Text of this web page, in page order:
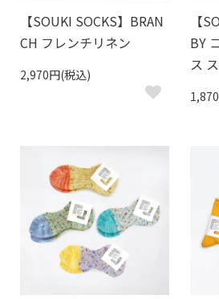
【SOUKI SOCKS】BRAN
CH フレンチリネン
2,970円(税込)
【
BY
ス